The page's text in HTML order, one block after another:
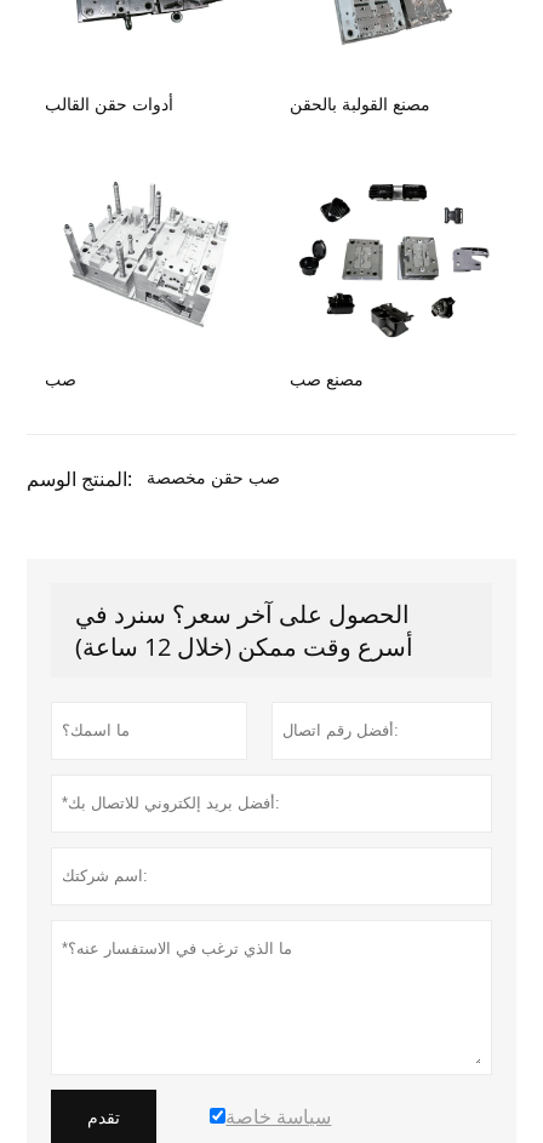
أدوات حقن القالب مصنع القولبة بالحقن
صب مصنع صب
المنتج الوسم: صب حقن مخصصة
الحصول على آخر سعر؟ سنرد في
أسرع وقت ممكن (خلال 12 ساعة)
تقدم سياسة خاصة